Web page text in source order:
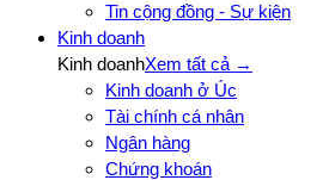
Tin cộng đồng - Sự kiện
Kinh doanh
Kinh doanhXem tất cả →
Kinh doanh ở Úc
Tài chính cá nhân
Ngân hàng
Chứng khoán